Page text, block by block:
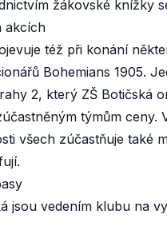
žákovské knížky
akcích
též při konání
Bohemians 1905.
2, který ZŠ Botičská
týmům
všech zúčastňuje také
jsou vedením klubu na